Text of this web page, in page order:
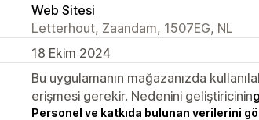
Web Sitesi
Letterhout, Zaandam, 1507EG, NL
18 Ekim 2024
Bu uygulamanın mağazanızda
erişmesi gerekir. Nedenini geliştiricinin
Personel ve katkıda bulunan verilerini